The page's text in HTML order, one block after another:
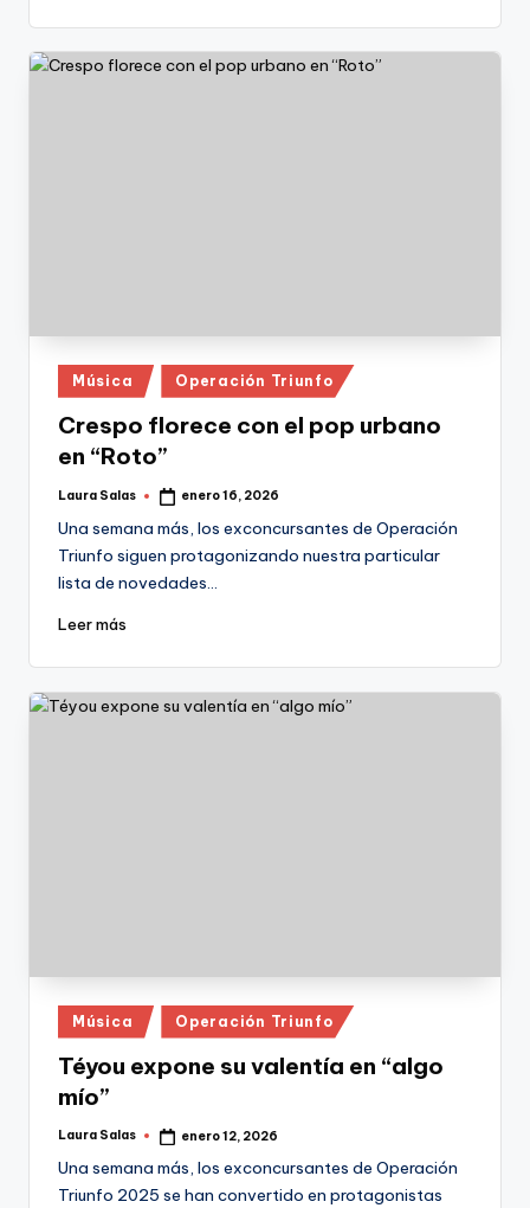
Publicado
en
Música Operación Triunfo
Crespo florece con el pop urbano
en “Roto”
Publicado
Laura Salas enero 16, 2026
Una semana más, los exconcursantes de Operación
Triunfo siguen protagonizando nuestra particular
lista de novedades…
Leer más
Publicado
en
Música Operación Triunfo
Téyou expone su valentía en “algo
mío”
Publicado
Laura Salas enero 12, 2026
Una semana más, los exconcursantes de Operación
Triunfo 2025 se han convertido en protagonistas